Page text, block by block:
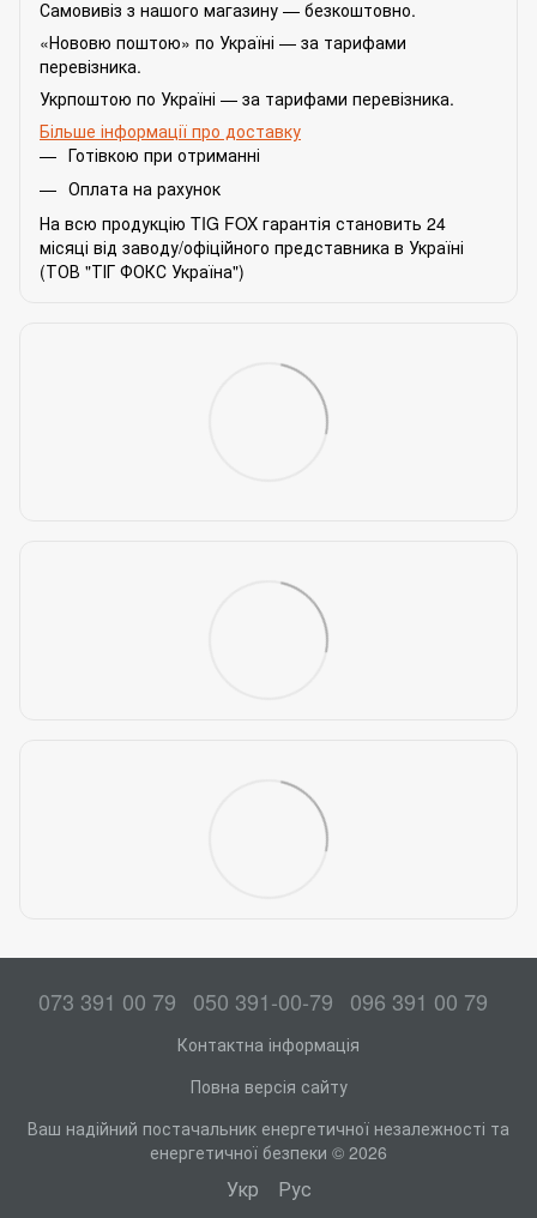
Самовивіз з нашого магазину — безкоштовно.
«Нововю поштою» по Україні — за тарифами
перевізника.
Укрпоштою по Україні — за тарифами перевізника.
Більше інформації про доставку
Готівкою при отриманні
Оплата на рахунок
На всю продукцію TIG FOX гарантія становить 24
місяці від заводу/офіційного представника в Україні
(ТОВ "ТІГ ФОКС Україна")
073 391 00 79 050 391-00-79 096 391 00 79
Контактна інформація
Повна версія сайту
Ваш надійний постачальник енергетичної незалежності та
енергетичної безпеки © 2026
Укр Рус